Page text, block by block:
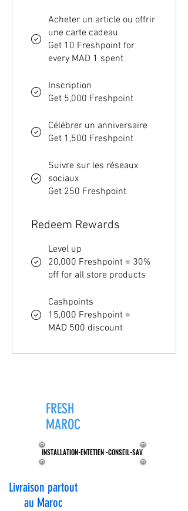
Acheter un article ou offrir
une carte cadeau
Get 10 Freshpoint for
every MAD 1 spent
Inscription
Get 5,000 Freshpoint
Célébrer un anniversaire
Get 1,500 Freshpoint
Suivre sur les réseaux
sociaux
Get 250 Freshpoint
Redeem Rewards
Level up
20,000 Freshpoint = 30%
off for all store products
Cashpoints
15,000 Freshpoint =
MAD 500 discount
FRESH
MAROC
INSTALLATION-ENTETIEN -CONSEIL-SAV
INSTALLATION-ENTETIEN -CONSEIL-SAV
Livraison partout
au Maroc